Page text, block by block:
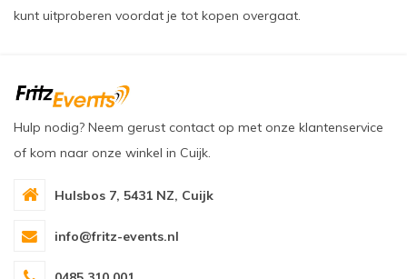
kunt uitproberen voordat je tot kopen overgaat.
Hulp nodig? Neem gerust contact op met onze klantenservice
of kom naar onze winkel in Cuijk.
Hulsbos 7, 5431 NZ, Cuijk
info@fritz-events.nl